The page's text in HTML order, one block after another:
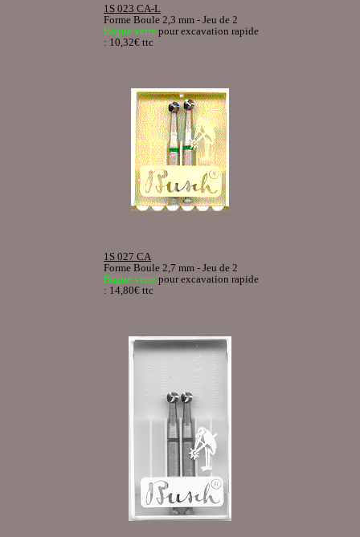
1S 023 CA-L
Forme Boule 2,3 mm - Jeu de 2
Bague verte pour excavation rapide
: 10,32€ ttc
1S 027 CA
Forme Boule 2,7 mm - Jeu de 2
Bague verte pour excavation rapide
: 14,80€ ttc